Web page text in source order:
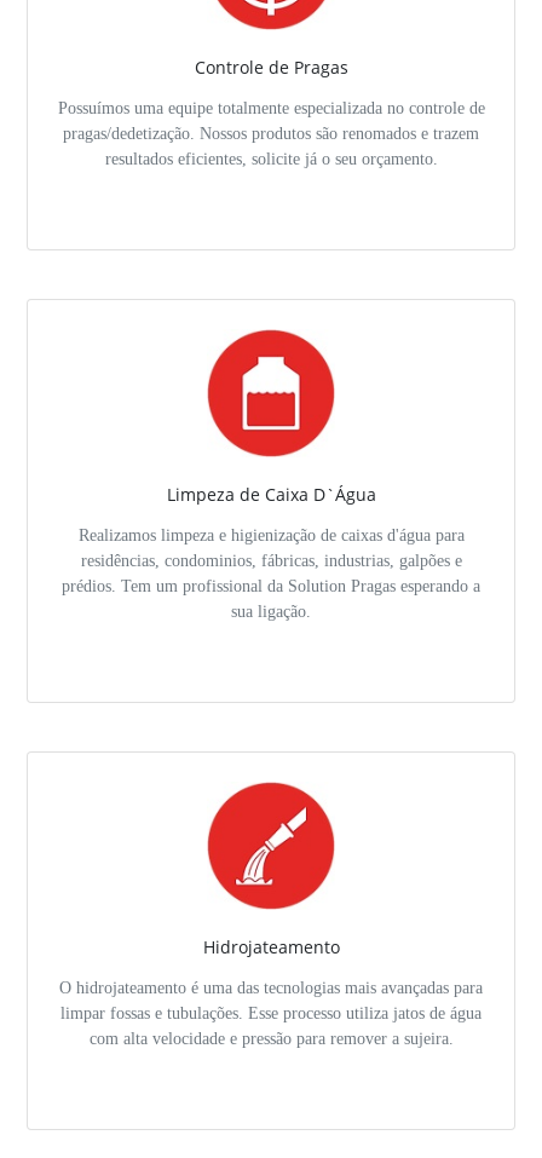
Controle de Pragas
Possuímos uma equipe totalmente especializada no controle de
pragas/dedetização. Nossos produtos são renomados e trazem
resultados eficientes, solicite já o seu orçamento.
Limpeza de Caixa D`Água
Realizamos limpeza e higienização de caixas d'água para
residências, condominios, fábricas, industrias, galpões e
prédios. Tem um profissional da Solution Pragas esperando a
sua ligação.
Hidrojateamento
O hidrojateamento é uma das tecnologias mais avançadas para
limpar fossas e tubulações. Esse processo utiliza jatos de água
com alta velocidade e pressão para remover a sujeira.